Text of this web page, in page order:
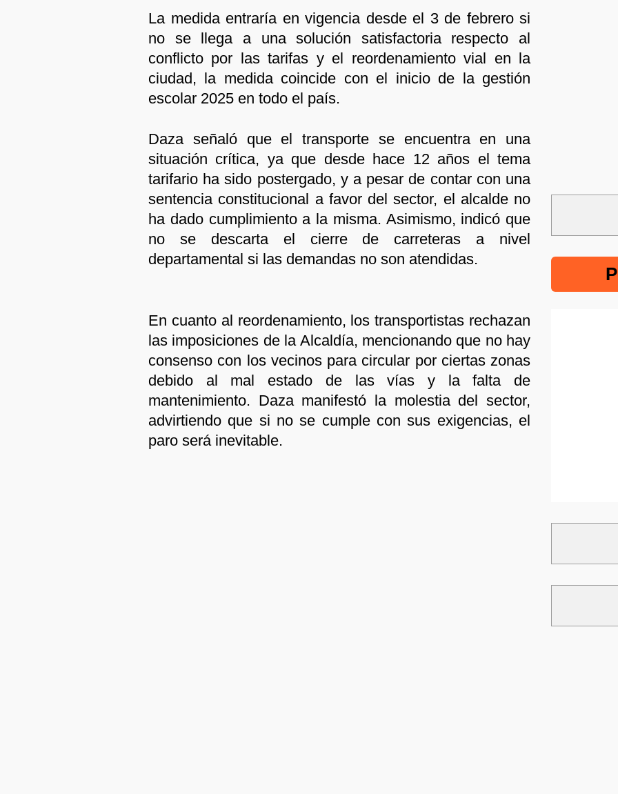
La medida entraría en vigencia desde el 3 de febrero si
no se llega a una solución satisfactoria respecto al
conflicto por las tarifas y el reordenamiento vial en la
ciudad, la medida coincide con el inicio de la gestión
escolar 2025 en todo el país.
Daza señaló que el transporte se encuentra en una
situación crítica, ya que desde hace 12 años el tema
tarifario ha sido postergado, y a pesar de contar con una
sentencia constitucional a favor del sector, el alcalde no
ha dado cumplimiento a la misma. Asimismo, indicó que
no se descarta el cierre de carreteras a nivel
departamental si las demandas no son atendidas.
En cuanto al reordenamiento, los transportistas rechazan
las imposiciones de la Alcaldía, mencionando que no hay
consenso con los vecinos para circular por ciertas zonas
debido al mal estado de las vías y la falta de
mantenimiento. Daza manifestó la molestia del sector,
advirtiendo que si no se cumple con sus exigencias, el
paro será inevitable.